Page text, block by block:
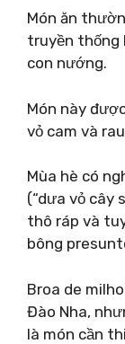
Món ăn
truyền thống
con nướng.
Món này
vỏ cam và
Mùa hè có
(“dưa vỏ cây
thô ráp và
bông
Broa de
Đào Nha,
là món cần